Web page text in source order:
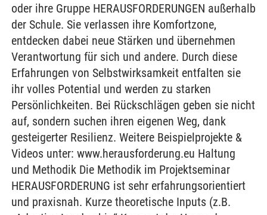
oder ihre Gruppe HERAUSFORDERUNGEN außerhalb
der Schule. Sie verlassen ihre Komfortzone,
entdecken dabei neue Stärken und übernehmen
Verantwortung für sich und andere. Durch diese
Erfahrungen von Selbstwirksamkeit entfalten sie
ihr volles Potential und werden zu starken
Persönlichkeiten. Bei Rückschlägen geben sie nicht
auf, sondern suchen ihren eigenen Weg, dank
gesteigerter Resilienz. Weitere Beispielprojekte &
Videos unter: www.herausforderung.eu Haltung
und Methodik Die Methodik im Projektseminar
HERAUSFORDERUNG ist sehr erfahrungsorientiert
und praxisnah. Kurze theoretische Inputs (z.B.